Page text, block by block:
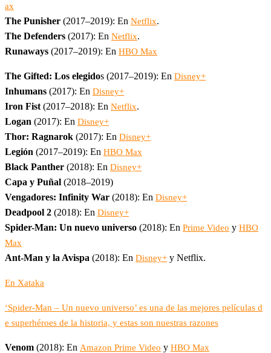
ax
The Punisher (2017–2019): En Netflix.
The Defenders (2017): En Netflix.
Runaways (2017–2019): En HBO Max
The Gifted: Los elegidos (2017–2019): En Disney+
Inhumans (2017): En Disney+
Iron Fist (2017–2018): En Netflix.
Logan (2017): En Disney+
Thor: Ragnarok (2017): En Disney+
Legión (2017–2019): En HBO Max
Black Panther (2018): En Disney+
Capa y Puñal (2018–2019)
Vengadores: Infinity War (2018): En Disney+
Deadpool 2 (2018): En Disney+
Spider-Man: Un nuevo universo (2018): En Prime Video y HBO
Max
Ant-Man y la Avispa (2018): En Disney+ y Netflix.
En Xataka
‘Spider-Man – Un nuevo universo’ es una de las mejores películas d
e superhéroes de la historia, y estas son nuestras razones
Venom (2018): En Amazon Prime Video y HBO Max